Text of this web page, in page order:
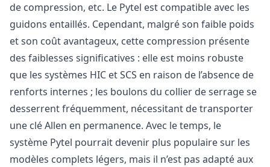
de compression, etc. Le Pytel est compatible avec les
guidons entaillés. Cependant, malgré son faible poids
et son coût avantageux, cette compression présente
des faiblesses significatives : elle est moins robuste
que les systèmes HIC et SCS en raison de l’absence de
renforts internes ; les boulons du collier de serrage se
desserrent fréquemment, nécessitant de transporter
une clé Allen en permanence. Avec le temps, le
système Pytel pourrait devenir plus populaire sur les
modèles complets légers, mais il n’est pas adapté aux